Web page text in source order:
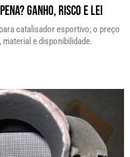
Ganho, Risco e Lei
catalisador esportivo; o preço
material e disponibilidade.